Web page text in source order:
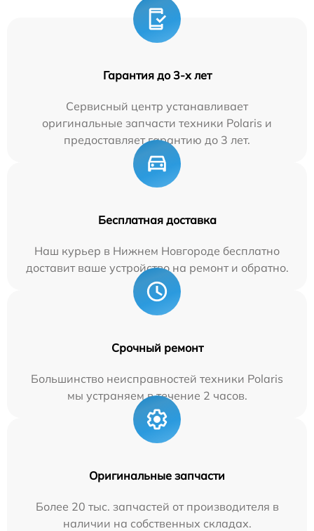
Гарантия до 3-х лет
Сервисный центр устанавливает
оригинальные запчасти техники Polaris и
предоставляет гарантию до 3 лет.
Бесплатная доставка
Наш курьер в Нижнем Новгороде бесплатно
доставит ваше устройство на ремонт и обратно.
Срочный ремонт
Большинство неисправностей техники Polaris
мы устраняем в течение 2 часов.
Оригинальные запчасти
Более 20 тыс. запчастей от производителя в
наличии на собственных складах.